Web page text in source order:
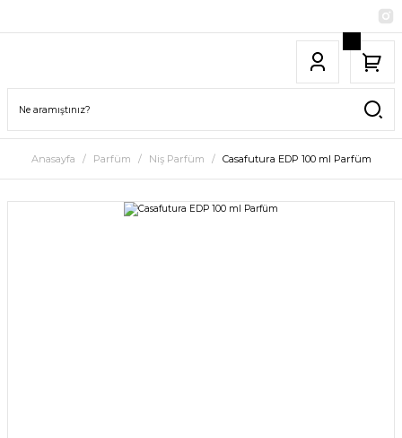
Anasayfa Parfüm Niş Parfüm Casafutura EDP 100 ml Parfüm